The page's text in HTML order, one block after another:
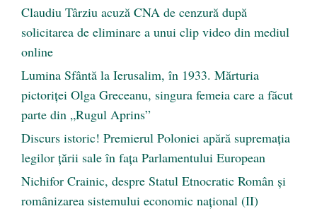
Claudiu Târziu acuză CNA de cenzură după
solicitarea de eliminare a unui clip video din mediul
online
Lumina Sfântă la Ierusalim, în 1933. Mărturia
pictoriței Olga Greceanu, singura femeia care a făcut
parte din „Rugul Aprins”
Discurs istoric! Premierul Poloniei apără supremația
legilor țării sale în fața Parlamentului European
Nichifor Crainic, despre Statul Etnocratic Român şi
românizarea sistemului economic naţional (II)